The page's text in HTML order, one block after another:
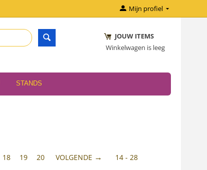
Mijn profiel
JOUW ITEMS
Winkelwagen is leeg
STANDS
18 19 20 VOLGENDE 14 - 28